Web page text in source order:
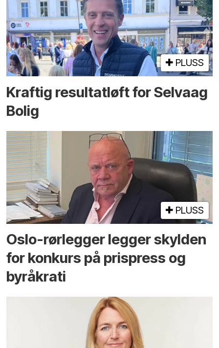
PLUSS
Kraftig resultatløft for Selvaag
Bolig
PLUSS
Oslo-rørlegger legger skylden
for konkurs på prispress og
byråkrati